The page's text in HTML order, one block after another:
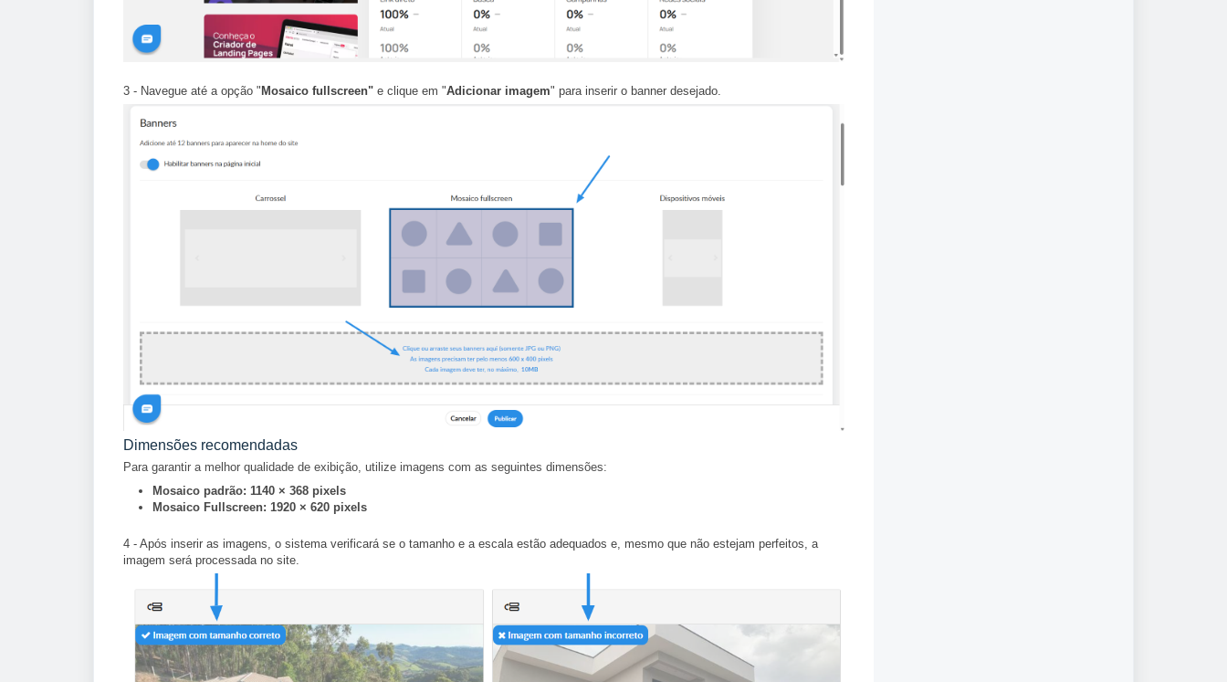
3 - Navegue até a opção " Mosaico fullscreen" e clique em "Adicionar imagem" para inserir o banner desejado.
Dimensões recomendadas
Para garantir a melhor qualidade de exibição, utilize imagens com as seguintes dimensões:
Mosaico padrão: 1140 × 368 pixels
Mosaico Fullscreen: 1920 × 620 pixels
4 - Após inserir as imagens, o sistema verificará se o tamanho e a escala estão adequados e, mesmo que não estejam perfeitos, a
imagem será processada no site.